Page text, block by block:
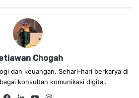
Chogah
dan keuangan. Sehari-hari berkarya di
konsultan komunikasi digital.